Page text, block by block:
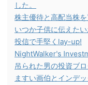
した。
株主優待と高配当株
いつか子供に伝えた
投信で手堅くlay-up!
NightWalker's
吊られた男の投資ブ
ますい画伯とインデ